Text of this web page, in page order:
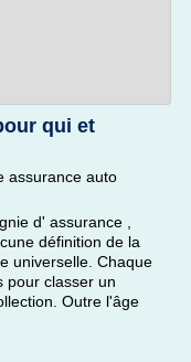
qui et
assurance auto
d' assurance ,
définition de la
universelle. Chaque
pour classer un
Outre l'âge